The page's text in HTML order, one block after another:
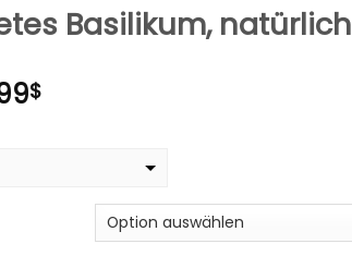
Basilikum, natürlich
$Preisspanne: